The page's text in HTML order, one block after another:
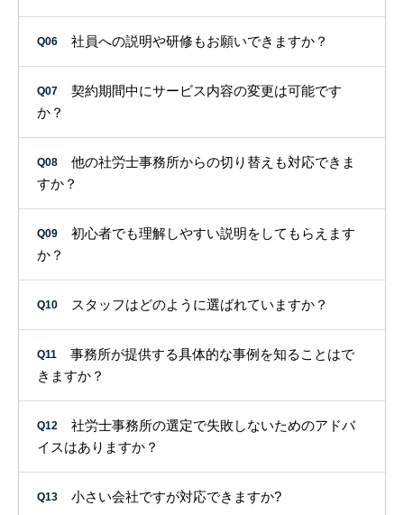
Q06 社員への説明や研修もお願いできますか？
Q07
契約期間中にサービス内容の変更は可能です
か？
Q08
他の社労士事務所からの切り替えも対応できま
すか？
Q09
初心者でも理解しやすい説明をしてもらえます
か？
Q10 スタッフはどのように選ばれていますか？
Q11
事務所が提供する具体的な事例を知ることはで
きますか？
Q12
社労士事務所の選定で失敗しないためのアドバ
イスはありますか？
Q13 小さい会社ですが対応できますか?